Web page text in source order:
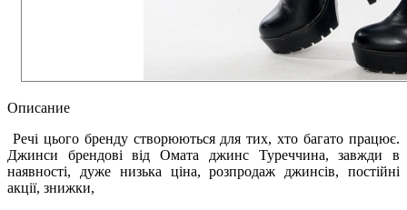
Описание
Речі цього бренду створюються для тих, хто багато працює.
Джинси брендові від Омата джинс Туреччина, завжди в
наявності, дуже низька ціна, розпродаж джинсів, постійні
акції, знижки,